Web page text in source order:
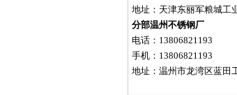
地址：天津东丽军粮城工
分部温州不锈钢厂
电话：13806821193
手机：13806821193
地址：温州市龙湾区蓝田